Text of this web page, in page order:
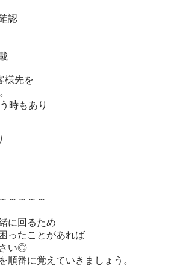
認
様先を
時もあり
～～～～
に回るため
ったことがあれば
い◎
順番に覚えていきましょう。